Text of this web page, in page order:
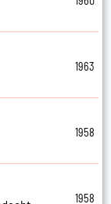
1963
1958
1958